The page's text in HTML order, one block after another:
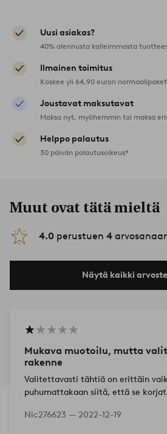
Uusi asiakas?
40% alennusta kalleimmasta
Ilmainen toimitus
Koskee yli 64,90 euron
Joustavat maksutavat
Maksa nyt, myöhemmin tai maksa
Helppo palautus
30 päivän palautusoikeus*
Muut ovat tätä mieltä
4.0 perustuen 4
Näytä kaikki
Mukava muotoilu, mutta
rakenne
Valitettavasti tähtiä on erittäin
puhumattakaan siitä, että se
Nic276623 — 2022-12-19